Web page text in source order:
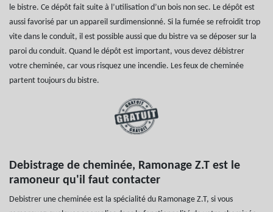
le bistre. Ce dépôt fait suite à l’utilisation d’un bois non sec. Le dépôt est
aussi favorisé par un appareil surdimensionné. Si la fumée se refroidit trop
vite dans le conduit, il est possible aussi que du bistre va se déposer sur la
paroi du conduit. Quand le dépôt est important, vous devez débistrer
votre cheminée, car vous risquez une incendie. Les feux de cheminée
partent toujours du bistre.
Debistrage de cheminée, Ramonage Z.T est le
ramoneur qu'il faut contacter
Debistrer une cheminée est la spécialité du Ramonage Z.T, si vous